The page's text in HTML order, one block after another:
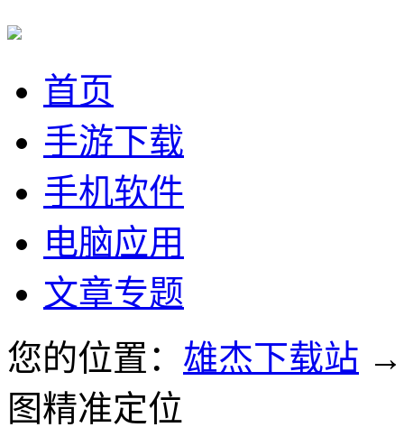
首页
手游下载
手机软件
电脑应用
文章专题
您的位置： 雄杰下载站
图精准定位